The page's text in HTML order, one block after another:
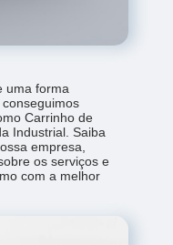
uma forma
Carrinho de
Industrial. Saiba
empresa,
os serviços e
com a melhor